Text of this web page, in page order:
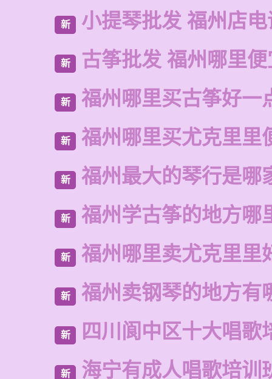
新 小提琴批发 福州店
新 古筝批发 福州哪里
新 福州哪里买古筝好一
新 福州哪里买尤克里里
新 福州最大的琴行是哪
新 福州学古筝的地方哪
新 福州哪里卖尤克里里
新 福州卖钢琴的地方有
新 四川阆中区十大唱歌
新 海宁有成人唱歌培训